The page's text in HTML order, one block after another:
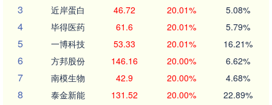
3 近岸蛋白 46.72 20.01% 5.08%
4 毕得医药 61.6 20.01% 5.79%
5 一博科技 53.33 20.01% 16.21%
6 方邦股份 146.16 20.00% 6.62%
7 南模生物 42.9 20.00% 4.68%
8 泰金新能 131.52 20.00% 22.89%